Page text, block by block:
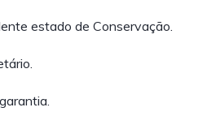
estado de Conservação.